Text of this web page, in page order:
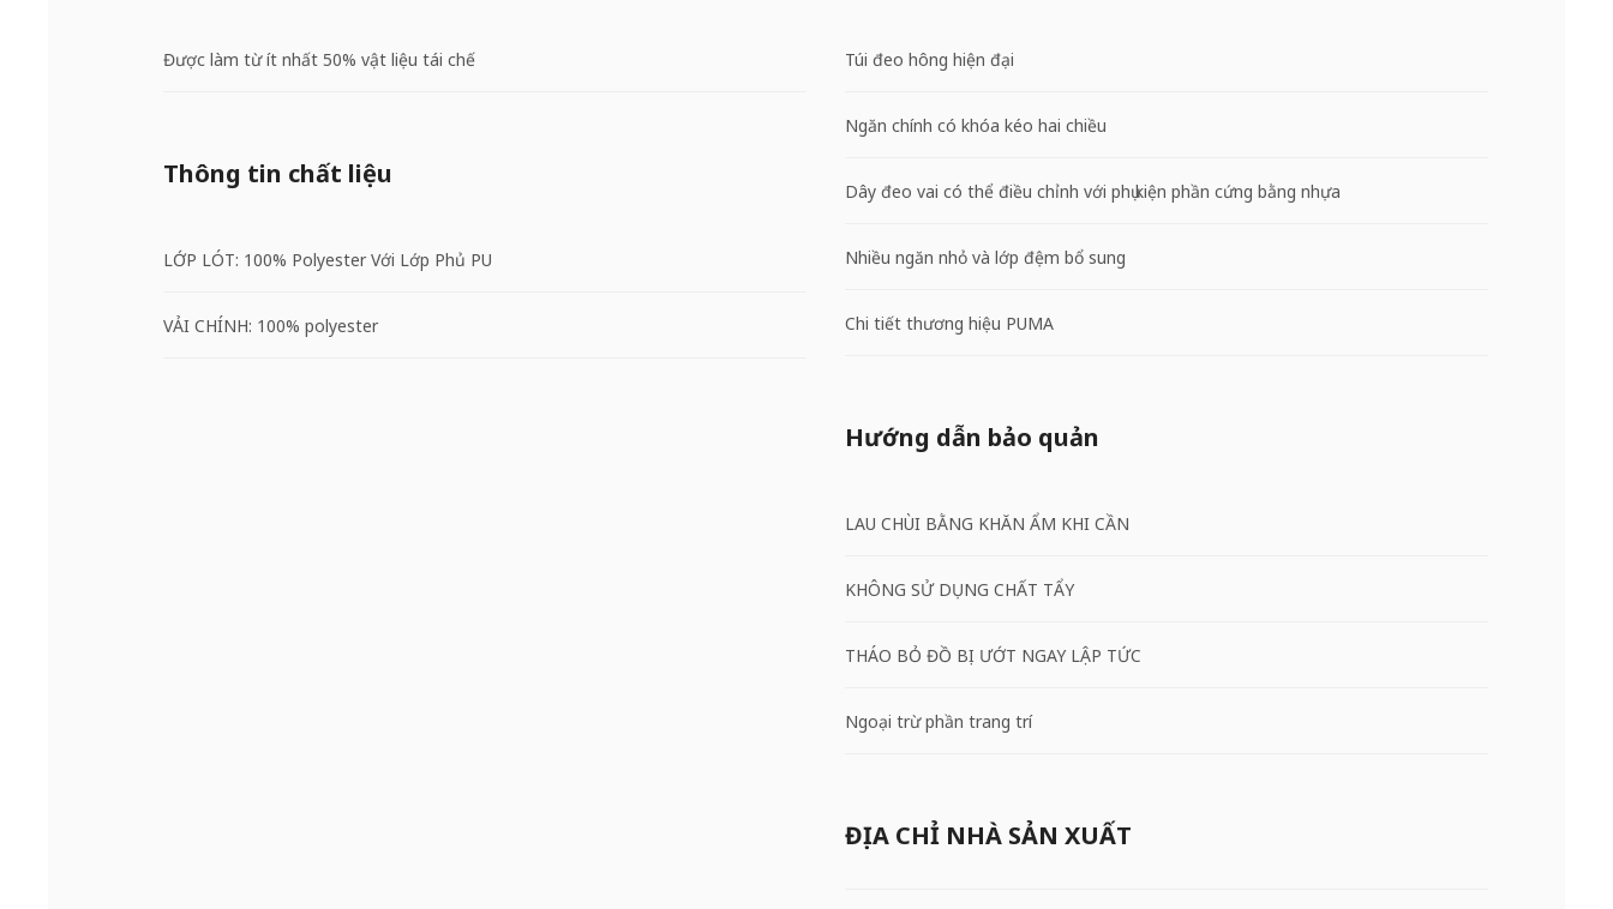
Được làm từ ít nhất 50% vật liệu tái chế Túi đeo hông hiện đại
Ngăn chính có khóa kéo hai chiều
Dây đeo vai có thể điều chỉnh với phụ kiện phần cứng bằng nhựa
Nhiều ngăn nhỏ và lớp đệm bổ sung
Chi tiết thương hiệu PUMA
Thông tin chất liệu
LỚP LÓT: 100% Polyester Với Lớp Phủ PU
VẢI CHÍNH: 100% polyester
Hướng dẫn bảo quản
LAU CHÙI BẰNG KHĂN ẨM KHI CẦN
KHÔNG SỬ DỤNG CHẤT TẨY
THÁO BỎ ĐỒ BỊ ƯỚT NGAY LẬP TỨC
Ngoại trừ phần trang trí
ĐỊA CHỈ NHÀ SẢN XUẤT